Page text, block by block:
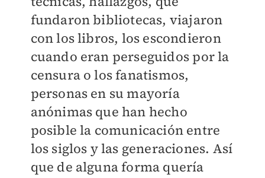
fundaron bibliotecas, viajaron
con los libros, los escondieron
cuando eran perseguidos por la
censura o los fanatismos,
personas en su mayoría
anónimas que han hecho
posible la comunicación entre
los siglos y las generaciones. Así
que de alguna forma quería